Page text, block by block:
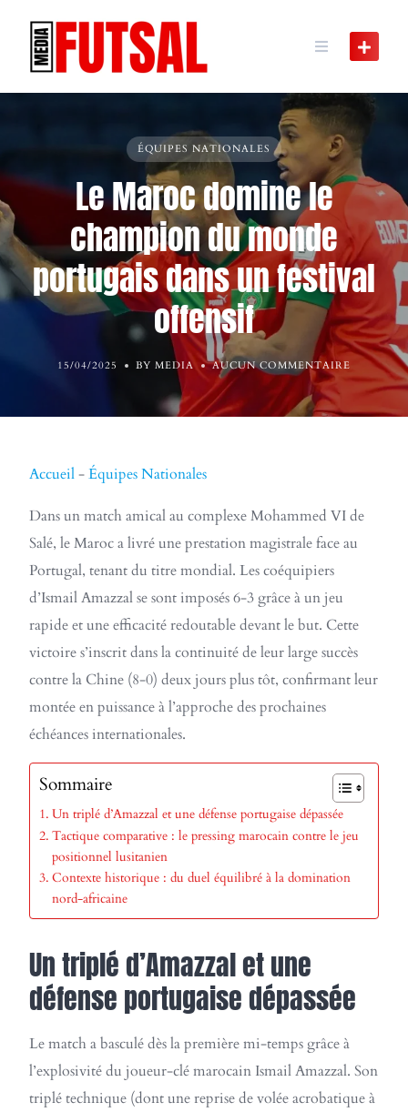
content
ÉQUIPES NATIONALES
Le Maroc domine le
champion du monde
portugais dans un festival
offensif
15/04/2025 BY MEDIA AUCUN COMMENTAIRE
Accueil-Équipes Nationales
Dans un match amical au complexe Mohammed VI de
Salé, le Maroc a livré une prestation magistrale face au
Portugal, tenant du titre mondial. Les coéquipiers
d’Ismail Amazzal se sont imposés 6-3 grâce à un jeu
rapide et une efficacité redoutable devant le but. Cette
victoire s’inscrit dans la continuité de leur large succès
contre la Chine (8-0) deux jours plus tôt, confirmant leur
montée en puissance à l’approche des prochaines
échéances internationales.
Sommaire
Un triplé d’Amazzal et une défense portugaise dépassée
Tactique comparative : le pressing marocain contre le jeu
positionnel lusitanien
Contexte historique : du duel équilibré à la domination
nord-africaine
Un triplé d’Amazzal et une
défense portugaise dépassée
Le match a basculé dès la première mi-temps grâce à
l’explosivité du joueur-clé marocain Ismail Amazzal. Son
triplé technique (dont une reprise de volée acrobatique à